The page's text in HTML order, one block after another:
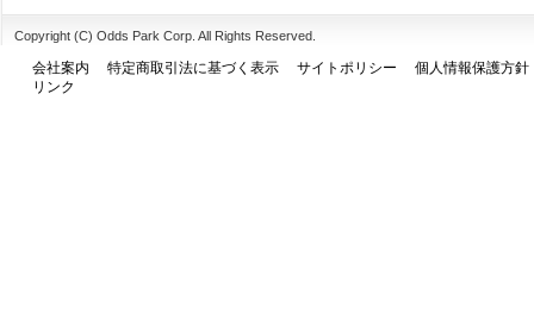
Copyright (C) Odds Park Corp. All Rights Reserved.
会社案内 特定商取引法に基づく表示 サイトポリシー
個人情報保護方針
リンク